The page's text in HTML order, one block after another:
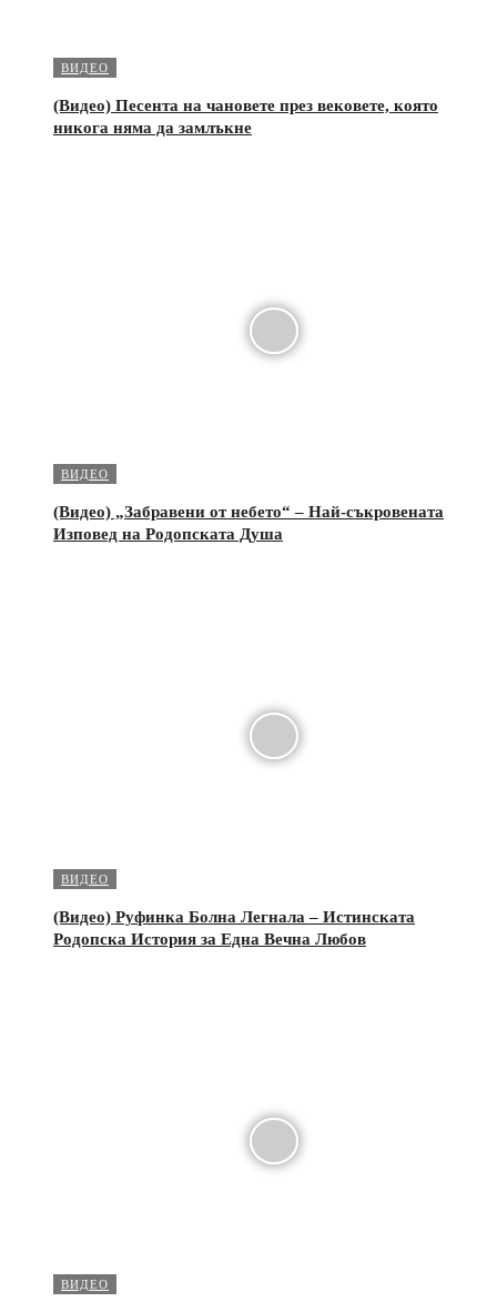
ВИДЕО
(Видео) Песента на чановете през вековете, която
никога няма да замлъкне
ВИДЕО
(Видео) „Забравени от небето“ – Най-съкровената
Изповед на Родопската Душа
ВИДЕО
(Видео) Руфинка Болна Легнала – Истинската
Родопска История за Една Вечна Любов
ВИДЕО